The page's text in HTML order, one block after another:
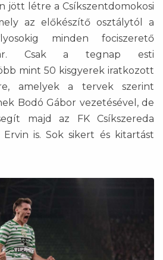
jött létre a Csíkszentdomokosi
az előkészítő osztálytól a
minden fociszerető
Csak a tegnap esti
mint 50 kisgyerek iratkozott
amelyek a tervek szerint
Bodó Gábor vezetésével, de
majd az FK Csíkszereda
Ervin is. Sok sikert és kitartást